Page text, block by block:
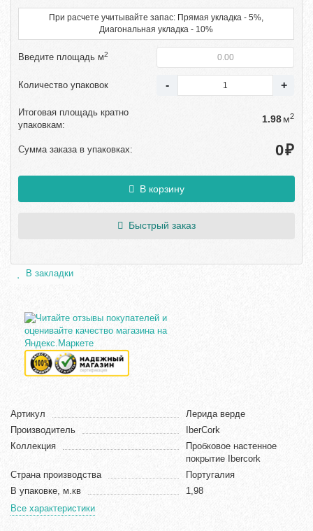
При расчете учитывайте запас: Прямая укладка - 5%,
Диагональная укладка - 10%
Введите площадь м2
Количество упаковок
Итоговая площадь кратно
упаковкам:
м2
Сумма заказа в упаковках: ₽
В корзину
Быстрый заказ
В закладки
Артикул
Лерида верде
Производитель
IberCork
Коллекция
Пробковое настенное
покрытие Ibercork
Страна производства
Португалия
В упаковке, м.кв
1,98
Все характеристики